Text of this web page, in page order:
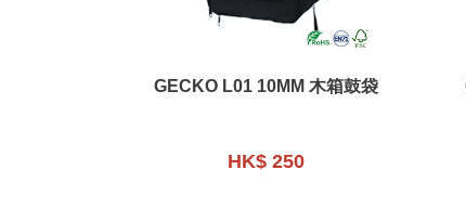
GECKO L01 10MM 木箱鼓袋
HK$ 250